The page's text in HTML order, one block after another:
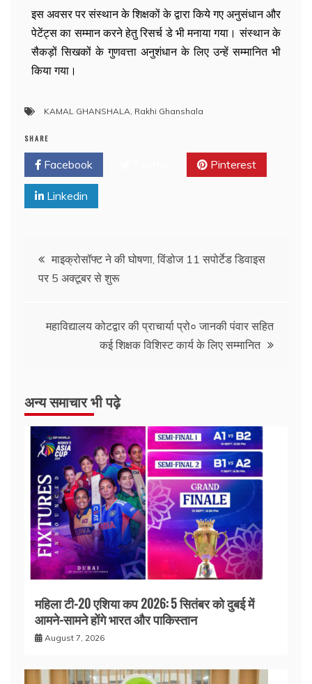
इस अवसर पर संस्थान के शिक्षकों के द्वारा किये गए अनुसंधान और
पेटेंट्स का सम्मान करने हेतु रिसर्च डे भी मनाया गया। संस्थान के
सैकड़ों सिखकों के गुणवत्ता अनुशंधान के लिए उन्हें सम्मानित भी
किया गया।
KAMAL GHANSHALA Rakhi Ghanshala
SHARE
Facebook Pinterest
Linkedin
माइक्रोसॉफ्ट ने की घोषणा, विंडोज 11 सपोर्टेड डिवाइस
पर 5 अक्टूबर से शुरू
महाविद्यालय कोटद्वार की प्राचार्या प्रो० जानकी पंवार सहित
कई शिक्षक विशिस्ट कार्य के लिए सम्मानित
अन्य समाचार भी पढ़े
महिला टी-20 एशिया कप 2026: 5 सितंबर को दुबई में
आमने-सामने होंगे भारत और पाकिस्तान
August 7, 2026